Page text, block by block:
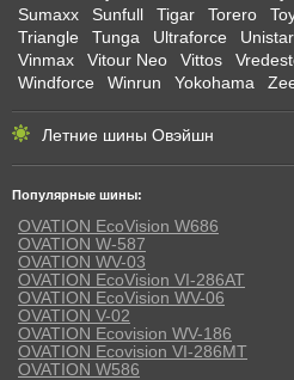
Sumaxx
Sunfull Tigar Torero
Triangle
Tunga Ultraforce Unistar
Vinmax
Vitour Neo Vittos
Windforce
Winrun Yokohama
Летние шины Овэйшн
Популярные шины:
OVATION EcoVision W686
OVATION W-587
OVATION WV-03
OVATION EcoVision VI-286AT
OVATION EcoVision WV-06
OVATION V-02
OVATION Ecovision WV-186
OVATION Ecovision VI-286MT
OVATION W586